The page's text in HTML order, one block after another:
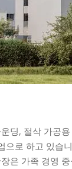
딩, 절삭 가공
으로 하고 있습
은 가족 경영